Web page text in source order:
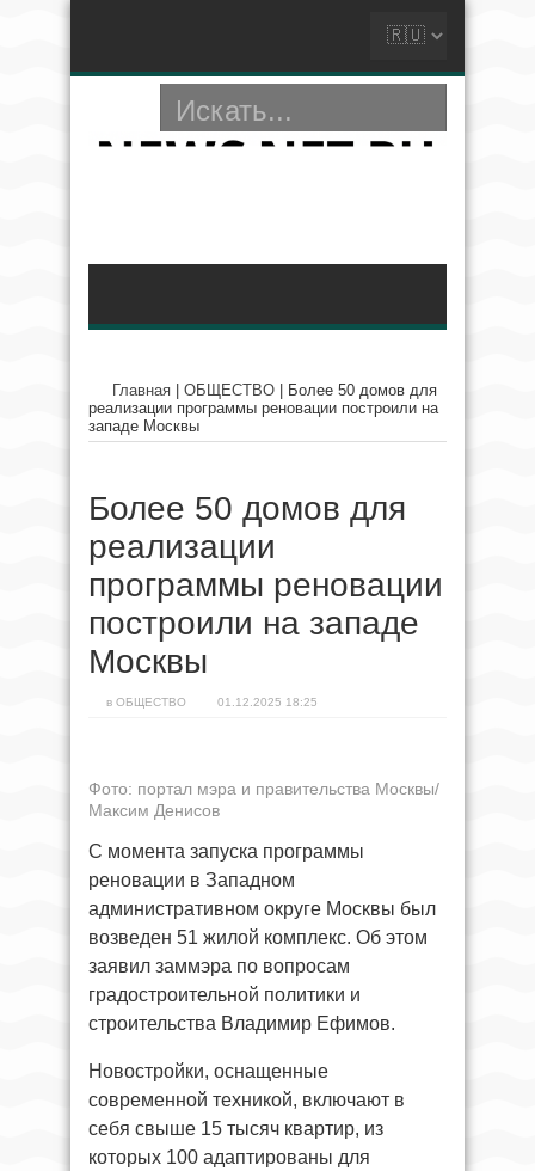
Главная ОБЩЕСТВО
Более 50 домов для
реализации программы реновации построили на
западе Москвы
Более 50 домов для
реализации
программы реновации
построили на западе
Москвы
в ОБЩЕСТВО 01.12.2025 18:25
Фото: портал мэра и правительства Москвы/
Максим Денисов
С момента запуска программы
реновации в Западном
административном округе Москвы был
возведен 51 жилой комплекс. Об этом
заявил заммэра по вопросам
градостроительной политики и
строительства Владимир Ефимов.
Новостройки, оснащенные
современной техникой, включают в
себя свыше 15 тысяч квартир, из
которых 100 адаптированы для